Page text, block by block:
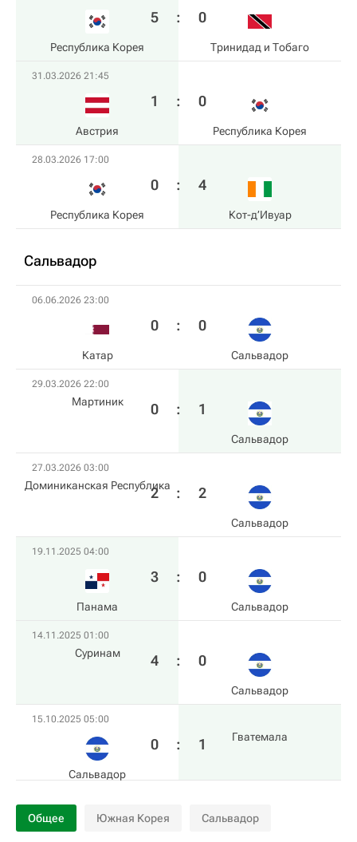
Республика Корея
5 : 0
Тринидад и Тобаго
31.03.2026 21:45
Австрия
1 : 0
Республика Корея
28.03.2026 17:00
Республика Корея
0 : 4
Кот-д’Ивуар
Сальвадор
06.06.2026 23:00
Катар
0 : 0
Сальвадор
29.03.2026 22:00
Мартиник 0 : 1
Сальвадор
27.03.2026 03:00
Доминиканская Республика
2 : 2
Сальвадор
19.11.2025 04:00
Панама
3 : 0
Сальвадор
14.11.2025 01:00
Суринам 4 : 0
Сальвадор
15.10.2025 05:00
Сальвадор
0 : 1 Гватемала
Общее Южная Корея Сальвадор